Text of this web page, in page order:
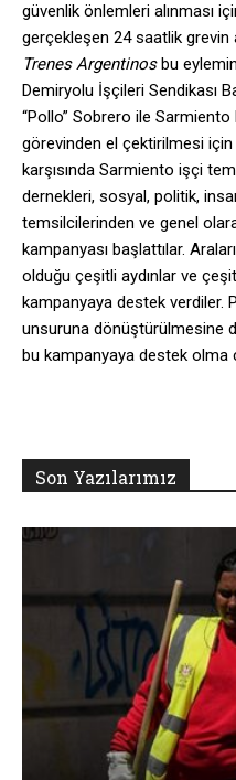
güvenlik önlemleri alınması
gerçekleşen 24 saatlik grevin
Trenes Argentinosbu
Demiryolu İşçileri Sendikası
“Pollo” Sobrero ile
görevinden el çektirilmesi
karşısında Sarmiento işçi
dernekleri, sosyal, politik,
temsilcilerinden ve genel
kampanyası başlattılar.
olduğu çeşitli aydınlar ve
kampanyaya destek verdiler.
unsuruna dönüştürülmesine
bu kampanyaya destek olma
Son Yazılarımız